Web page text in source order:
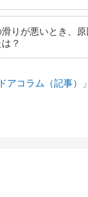
りが悪いとき、
？
アコラム（記事）